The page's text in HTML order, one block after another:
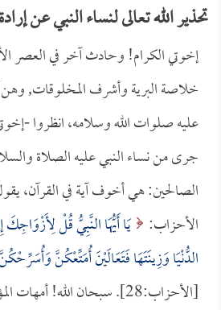
تحذير الله تعالى لنساء النبي عن
إخوتي الكرام! وحادث آخر في العصر
خلاصة البرية وأشرف المخلوقات,
عليه صلوات الله وسلامه، انظروا -
جرى من نساء النبي عليه الصلاة
الصالحين: هي أخوف آية في القرآن،
الأحزاب: يَا أَيُّهَا النَّبِيُّ قُلْ لِأَزْوَاجِكَ
الدُّنْيَا وَزِينَتَهَا فَتَعَالَيْنَ أُمَتِّعْكُنَّ
[الأحزاب:28]. سبحان الله!